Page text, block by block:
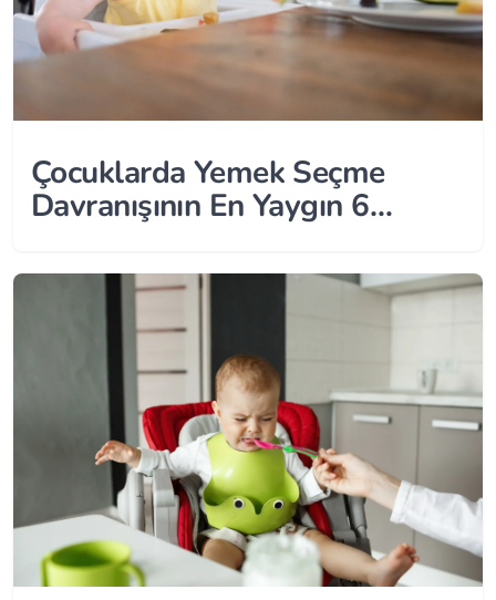
Çocuklarda Yemek Seçme
Davranışının En Yaygın 6